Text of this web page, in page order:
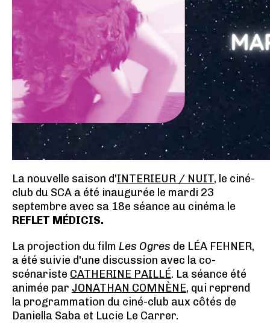
La nouvelle saison d'INTERIEUR / NUIT, le ciné-
club du SCA a été inaugurée le mardi 23
septembre avec sa 18e séance au cinéma le
REFLET MÉDICIS.
La projection du film Les Ogres de LÉA FEHNER,
a été suivie d'une discussion avec la co-
scénariste CATHERINE PAILLÉ. La séance été
animée par JONATHAN COMNÈNE, qui reprend
la programmation du ciné-club aux côtés de
Daniella Saba et Lucie Le Carrer.